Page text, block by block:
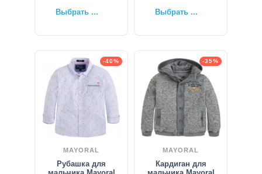
Выбрать ... Выбрать ...
-40%
MAYORAL
Рубашка для
-35%
MAYORAL
Кардиган для